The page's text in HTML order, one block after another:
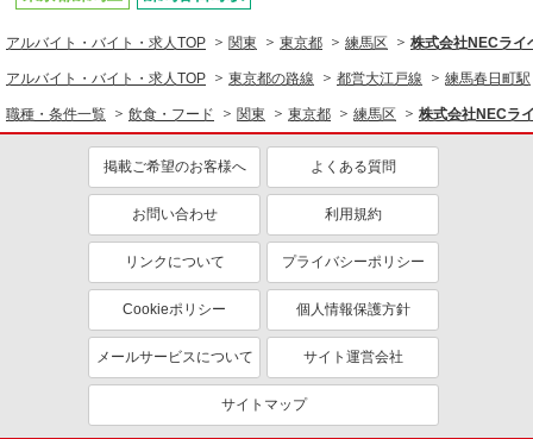
アルバイト・バイト・求人TOP 関東 東京都 練馬区 株式会社NECライ
アルバイト・バイト・求人TOP 東京都の路線 都営大江戸線 練馬春日町駅
職種・条件一覧 飲食・フード 関東 東京都 練馬区 株式会社NECラ
掲載ご希望のお客様へ よくある質問
お問い合わせ 利用規約
リンクについて プライバシーポリシー
Cookieポリシー 個人情報保護方針
メールサービスについて サイト運営会社
サイトマップ